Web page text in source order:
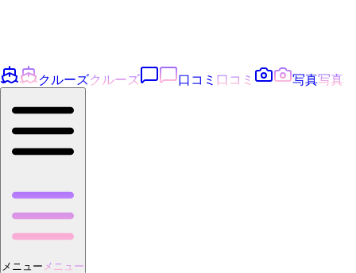
クルーズクルーズ 口コミ 口コミ 写真写真
メニュー メニュー